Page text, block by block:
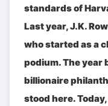
standards of
Last year, J.K.
who started as a
podium. The year
billionaire
stood here.